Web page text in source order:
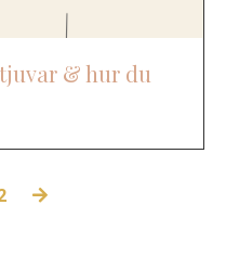
& hur du